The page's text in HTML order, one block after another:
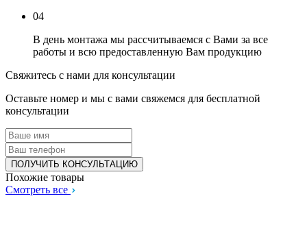
04
В день монтажа мы рассчитываемся с Вами за все
работы и всю предоставленную Вам продукцию
Свяжитесь с нами для консультации
Оставьте номер и мы с вами свяжемся для бесплатной
консультации
Похожие товары
Смотреть все